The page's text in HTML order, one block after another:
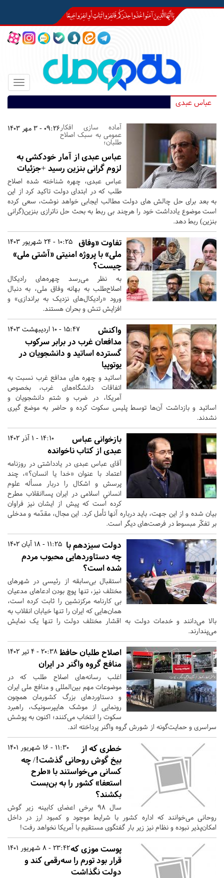
Toggle
عباس عبدی
09:26 - 3 مهر 1403 آماده سازی افکار
عمومی به سبک اصلاح
طلبان؛
عباس عبدی از آمار خودکشی به
لزوم گرانی بنزین رسید +جزئیات
عباس عبدی، چهره شناخته شده اصلاح
طلب که در ابتدای دولت تاکید کرد از این
به بعد برای حل چالش های دولت مطالب ایجابی خواهد نوشت، سعی کرده
است موضوع یادداشت خود را هرچند بی ربط به بحث حل ناترازی بنزین(گرانی
بنزین) ربط دهد.
10:25 - 24 شهریور 1403
تفاوت «وفاق
ملی» با پروژه امنیتی «آشتی ملی»
چیست؟
به نظر می‌رسد چهره‌های رادیکال
اصلاح‌طلب به بهانه وفاق ملی، به دنبال
ورود «رادیکال‌های نزدیک به براندازی» و
افزایش تنش و بحران هستند.
15:47 - 10 اردیبهشت 1403
واکنش
مدافعان غرب در برابر سرکوب
گسترده اساتید و دانشجویان در
یوتوپیا
اساتید و چهره های مدافع غرب نسبت به
اتفاقات دانشگاه‌های غرب، بخصوص
آمریکا، در ضرب و شتم دانشجویان و
اساتید و بازداشت آن‌ها توسط پلیس سکوت کرده و حاضر به موضع گیری
نشدند.
14:10 - 1 آذر 1402
بازخوانی عباس
عبدی از کتاب ناخوانده
آقای عباس عبدی در یادداشتی در روزنامه
اعتماد با عنوان «خدا یا انسان؟»، چند
پرسش و اشکال را دربار مسأله علوم
انسانیِ اسلامی در ایران پساانقلاب مطرح
کرده‌ است که پیش از ایشان نیز فراوان
بیان شده و از این جهت، باید درباره آنها تأمل کرد. این مجال، مقدّمه و مدخلی
بر تفکّر مبسوط در فرصت‌های دیگر است.
11:25 - 18 آبان 1402 دولت سیزدهم با
چه دستاوردهایی محبوب مردم
شده است؟
استقبال‌ بی‌سابقه از رئیسی در شهرهای
مختلف نیز، تنها پوچ بودن ادعاهای مدعیان
بی کارنامه مرکزنشین را ثابت کرده است،
همان‌هایی که ایران را تنها خیابان انقلاب به
بالا می‌دانند و خدمات دولت به اقشار مختلف دولت را تنها یک نمایش
می‌پندارند.
20:38 - 4 تیر 1402 اصلاح‌ طلبان حافظ
منافع گروه واگنر در ایران
اغلب رسانه‌های اصلاح طلب که در
موضوعات مهم بین‌المللی و منافع ملی ایران
و دستاوردهای بزرگ کشورمان همچون
رونمایی از موشک هایپرسونیک، راهبرد
سکوت را انتخاب می‌کنند؛ اکنون به پوشش
سراسری و حمایت‌گونه از شورش گروه واگنر پرداخته اند.
11:30 - 16 شهریور 1401
خطری که از
بیخ گوش روحانی گذشت!/ چه
کسانی می‌خواستند با «طرح
استعفا» کشور را به بن‌بست
بکشند؟
سال ۹۸ برخی اعضای کابینه زیر گوش
روحانی می‌خوانند که اداره کشور با شرایط موجود و کمبود ارز در داخل
امکان‌پذیر نبوده و نظام نیز زیر بار گفتگوی مستقیم با آمریکا نخواهد رفت!
23:42 - 8 شهریور 1401پوست موزی که
قرار بود تورم را سه‌رقمی کند و
دولت نگذاشت